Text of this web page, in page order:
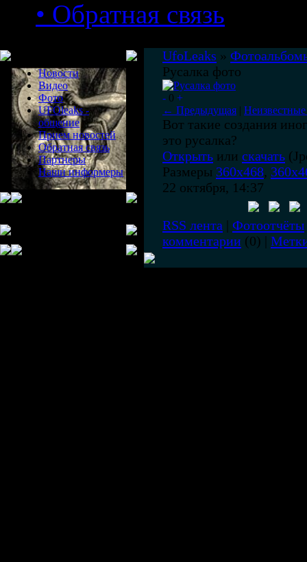
• Обратная связь
Новости
Видео
Фото
UFOleaks -
общение
Прием новостей
Обратная связь
Партнеры
Наши информеры
UfoLeaks »
Русалка фото
- 0 +
← Предыдущая |
Вот такие создания
это русалка?
Открыть или скачать
Размеры 360x468,
22 октября, 14:37
RSS лента Фотоотчёты
комментарии (0) |